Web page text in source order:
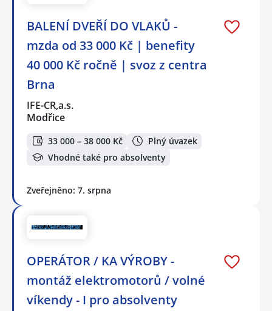
BALENÍ DVEŘÍ DO VLAKŮ -
mzda od 33 000 Kč | benefity
40 000 Kč ročně | svoz z centra
Brna
IFE-CR,a.s.
Modřice
33 000 – 38 000 Kč
Plný úvazek
Vhodné také pro absolventy
Zveřejněno: 7. srpna
OPERÁTOR / KA VÝROBY -
montáž elektromotorů / volné
víkendy - I pro absolventy